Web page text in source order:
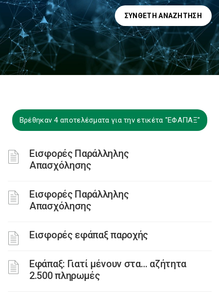
ΣΎΝΘΕΤΗ ΑΝΑΖΉΤΗΣΗ
Βρέθηκαν 4 αποτελέσματα για την ετικέτα "ΕΦΑΠΑΞ"
Εισφορές Παράλληλης
Απασχόλησης
Εισφορές Παράλληλης
Απασχόλησης
Εισφορές εφάπαξ παροχής
Εφάπαξ: Γιατί μένουν στα… αζήτητα
2.500 πληρωμές